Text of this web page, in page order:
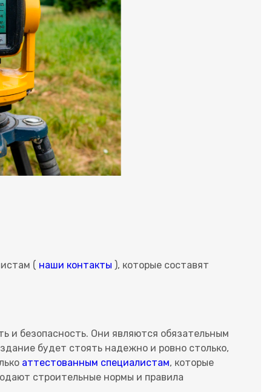
( наши контакты ), которые составят
и безопасность. Они являются обязательным
будет стоять надежно и ровно столько,
аттестованным специалистам, которые
строительные нормы и правила